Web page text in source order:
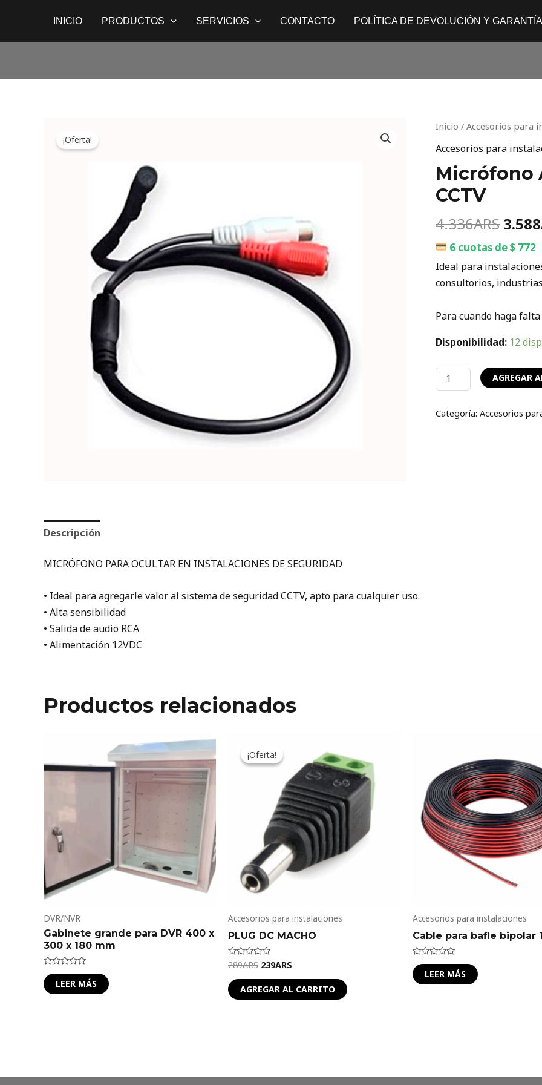
contenido
INICIO PRODUCTOS SERVICIOS CONTACTO POLÍTICA DE DEVOLUCIÓN Y GARANTÍA
¡Oferta!
Inicio / Accesorios para
Accesorios para
Micrófono
CCTV
4.336ARS
price
was:
3.588
6 cuotas de $ 772
Ideal para
consultorios,
Para cuando haga
Disponibilidad: 12
Micrófono
Ambiental
para
CCTV
AGREGAR
Categoría: Accesorios
Descripción
MICRÓFONO PARA OCULTAR EN INSTALACIONES DE SEGURIDAD
• Ideal para agregarle valor al sistema de seguridad CCTV, apto para cualquier uso.
• Alta sensibilidad
• Salida de audio RCA
• Alimentación 12VDC
Productos relacionados
DVR/NVR
Gabinete grande para DVR 400 x
300 x 180 mm
Valorado
en
0
de
LEER MÁS
¡Oferta!
¡Oferta!
Accesorios para instalaciones
PLUG DC MACHO
Valorado
en
de
5
289ARS
was:
289ARS.
239ARS
239ARS.
AGREGAR AL CARRITO
Accesorios para instalaciones
Cable para bafle bipolar
Valorado
en
0
de
LEER MÁS